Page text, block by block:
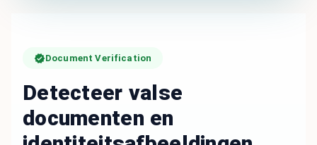
Document Verification
Detecteer valse
documenten en